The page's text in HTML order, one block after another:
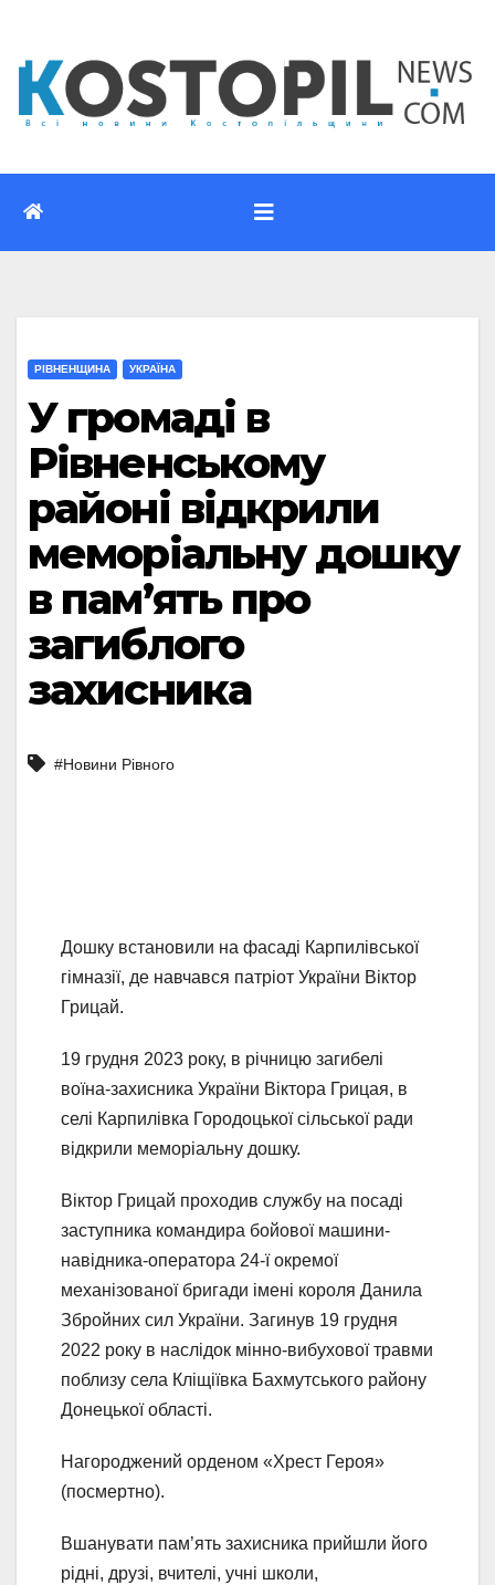
вмісту
РІВНЕНЩИНА УКРАЇНА
У громаді в
Рівненському
районі відкрили
меморіальну дошку
в пам’ять про
загиблого
захисника
#Новини Рівного
Дошку встановили на фасаді Карпилівської
гімназії, де навчався патріот України Віктор
Грицай.
19 грудня 2023 року, в річницю загибелі
воїна-захисника України Віктора Грицая, в
селі Карпилівка Городоцької сільської ради
відкрили меморіальну дошку.
Віктор Грицай проходив службу на посаді
заступника командира бойової машини-
навідника-оператора 24-ї окремої
механізованої бригади імені короля Данила
Збройних сил України. Загинув 19 грудня
2022 року в наслідок мінно-вибухової травми
поблизу села Кліщіївка Бахмутського району
Донецької області.
Нагороджений орденом «Хрест Героя»
(посмертно).
Вшанувати пам’ять захисника прийшли його
рідні, друзі, вчителі, учні школи,